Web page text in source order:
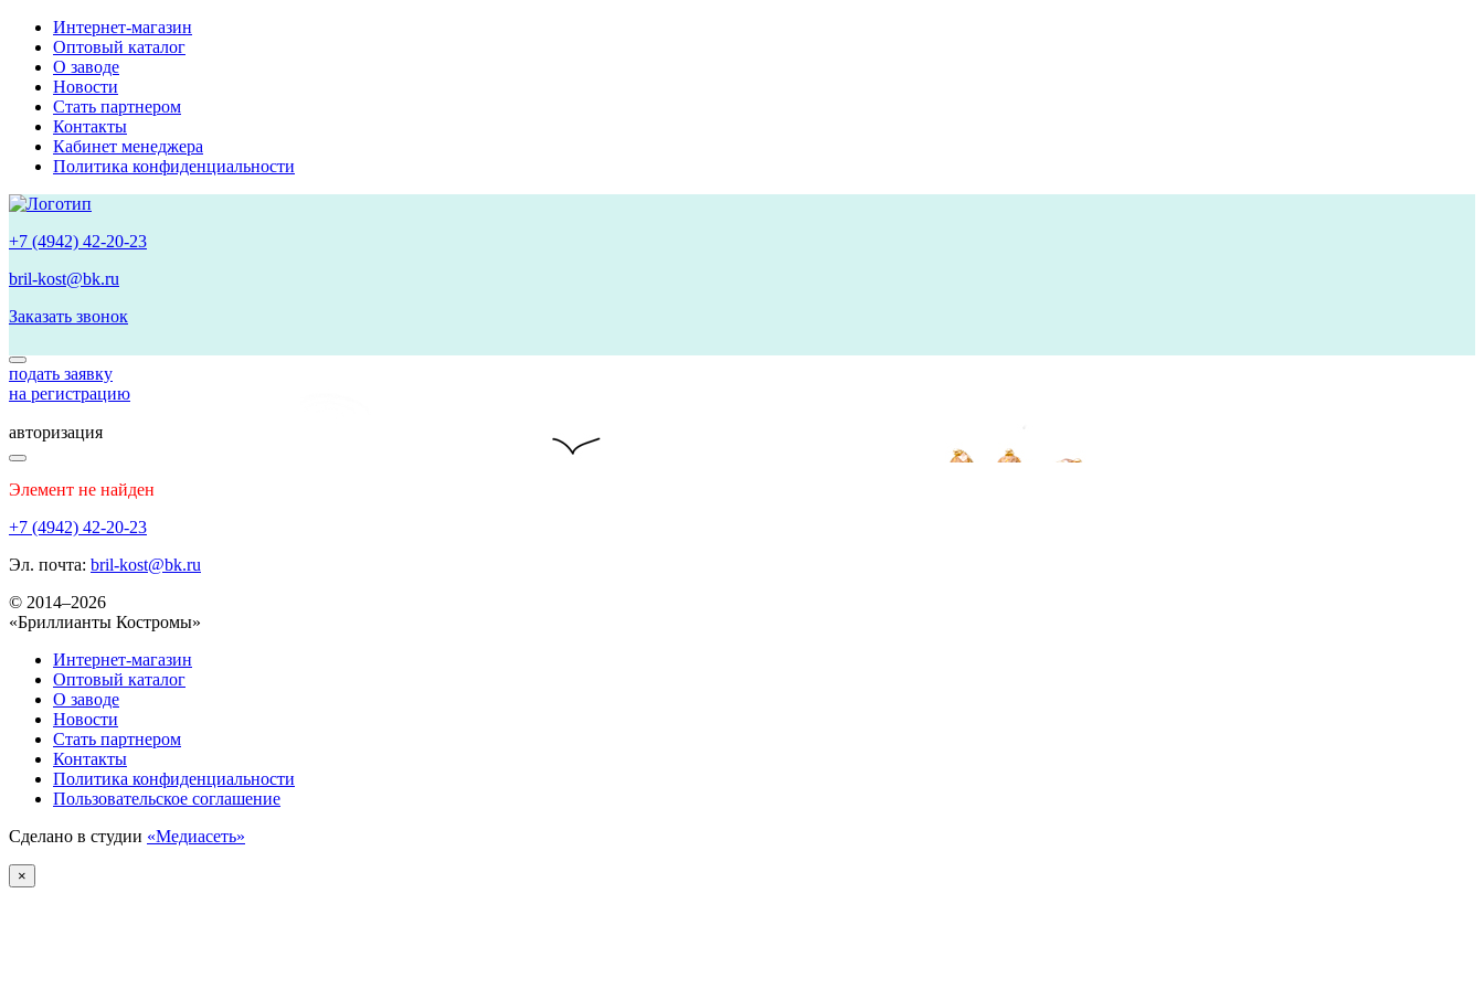
Интернет-магазин
Оптовый каталог
О заводе
Новости
Стать партнером
Контакты
Кабинет менеджера
Политика конфиденциальности
+7 (4942) 42-20-23
bril-kost@bk.ru
Заказать звонок
подать заявку
на регистрацию
авторизация
Элемент не найден
+7 (4942) 42-20-23
Эл. почта: bril-kost@bk.ru
© 2014–2026
«Бриллианты Костромы»
Интернет-магазин
Оптовый каталог
О заводе
Новости
Стать партнером
Контакты
Политика конфиденциальности
Пользовательское соглашение
Сделано в студии «Медиасеть»
×